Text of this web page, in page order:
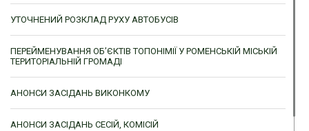
УТОЧНЕНИЙ РОЗКЛАД РУХУ АВТОБУСІВ
ПЕРЕЙМЕНУВАННЯ ОБ’ЄКТІВ ТОПОНІМІЇ У РОМЕНСЬКІЙ МІСЬКІЙ
ТЕРИТОРІАЛЬНІЙ ГРОМАДІ
АНОНСИ ЗАСІДАНЬ ВИКОНКОМУ
АНОНСИ ЗАСІДАНЬ СЕСІЙ, КОМІСІЙ